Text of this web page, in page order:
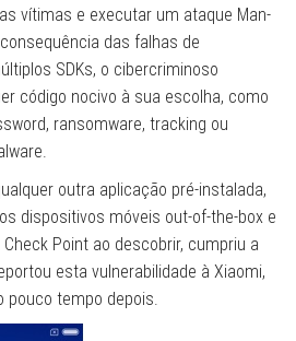
vítimas e executar um ataque Man-
das falhas de
SDKs, o cibercriminoso
código nocivo à sua escolha, como
ransomware, tracking ou
outra aplicação pré-instalada,
dispositivos móveis out-of-the-box e
Point ao descobrir, cumpriu a
esta vulnerabilidade à Xiaomi,
pouco tempo depois.